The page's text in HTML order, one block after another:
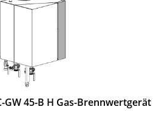
GW 45-B H Gas-Brennwertgerät